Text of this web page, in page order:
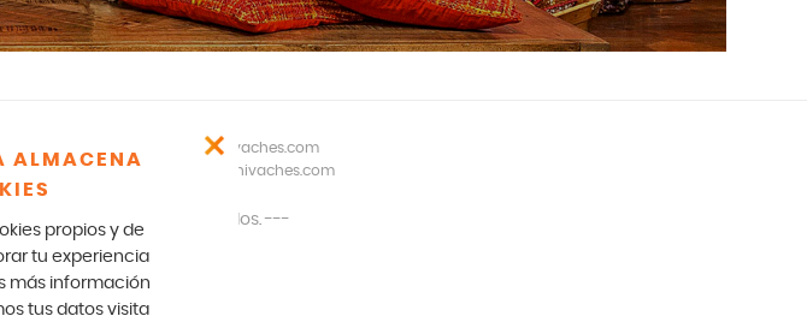
ALMACENA
propios y de
tu experiencia
más información
tus datos visita
E mail: comunicados@cachivaches.com
favor escribir a: team@cachivaches.com
| Todos los derechos reservados. ---
Paperplane.co